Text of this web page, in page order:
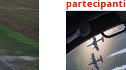
partecipanti